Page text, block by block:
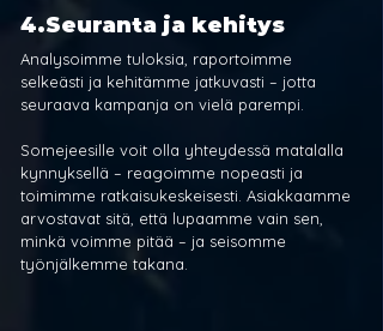
4.Seuranta ja kehitys
Analysoimme tuloksia, raportoimme
selkeästi ja kehitämme jatkuvasti – jotta
seuraava kampanja on vielä parempi.
Somejeesille voit olla yhteydessä matalalla
kynnyksellä – reagoimme nopeasti ja
toimimme ratkaisukeskeisesti. Asiakkaamme
arvostavat sitä, että lupaamme vain sen,
minkä voimme pitää – ja seisomme
työnjälkemme takana.